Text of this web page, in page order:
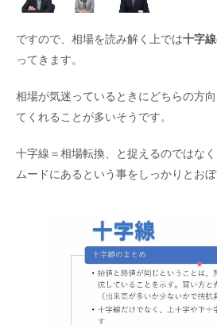
ですので、相場を読み解く上では十字
ってきます。
相場が気迷っているときにどちらの方
てくれることが多いそうです。
十字線＝相場転換、と捉えるのではな
ムードにあるという事をしっかりとおぼ